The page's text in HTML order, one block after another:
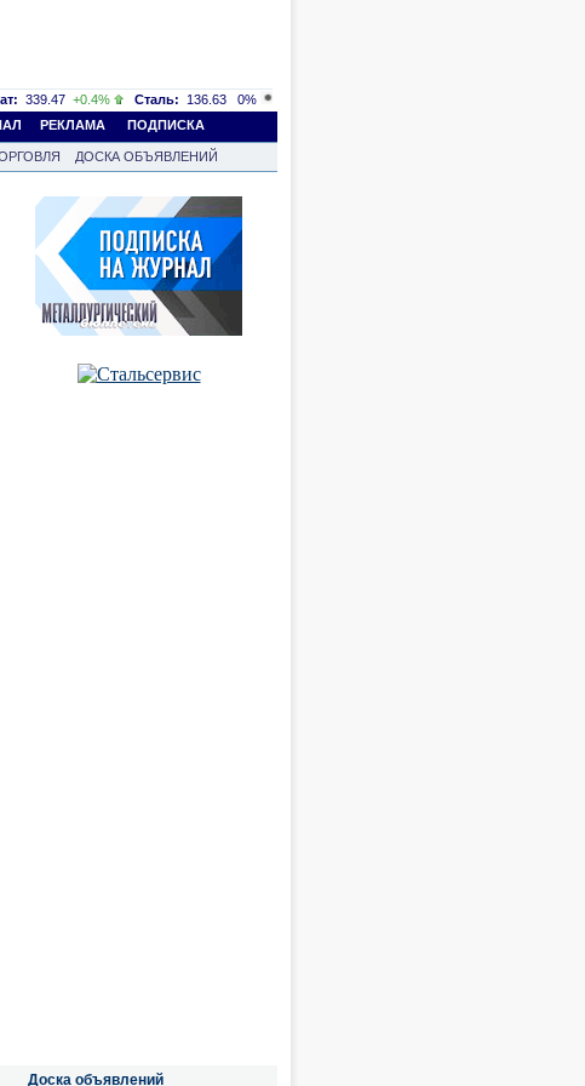
339.47 +0.4% Сталь: 136.63
0%
РЕКЛАМА ПОДПИСКА
ДОСКА ОБЪЯВЛЕНИЙ
Доска объявлений